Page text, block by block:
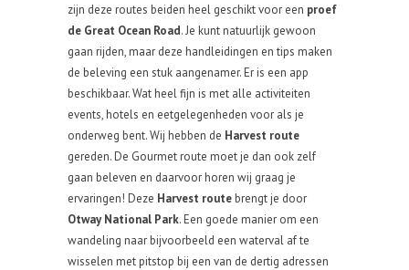
zijn deze routes beiden heel geschikt voor een proef
de Great Ocean Road. Je kunt natuurlijk gewoon
gaan rijden, maar deze handleidingen en tips maken
de beleving een stuk aangenamer. Er is een app
beschikbaar. Wat heel fijn is met alle activiteiten
events, hotels en eetgelegenheden voor als je
onderweg bent. Wij hebben de Harvest route
gereden. De Gourmet route moet je dan ook zelf
gaan beleven en daarvoor horen wij graag je
ervaringen! Deze Harvest routebrengt je door
Otway National Park. Een goede manier om een
wandeling naar bijvoorbeeld een waterval af te
wisselen met pitstop bij een van de dertig adressen